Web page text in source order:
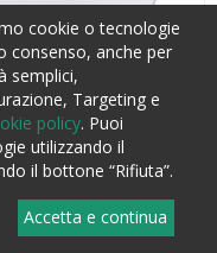
cookie o tecnologie
consenso, anche per
semplici,
Targeting e
policy. Puoi
utilizzando il
il bottone “Rifiuta”.
Accetta e continua